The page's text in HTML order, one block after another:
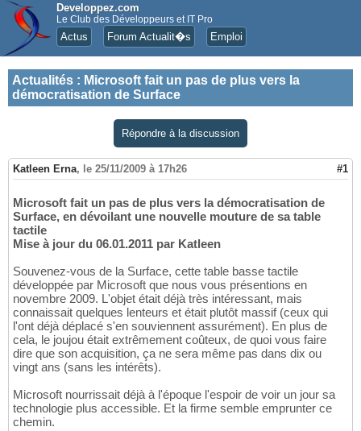
Developpez.com
Le Club des Développeurs et IT Pro
Actus Forum Actualit�s Emploi
Actualités : Microsoft fait un pas de plus vers la
démocratisation de Surface
Répondre à la discussion
Katleen Erna, le 25/11/2009 à 17h26 #1
Microsoft fait un pas de plus vers la démocratisation de
Surface, en dévoilant une nouvelle mouture de sa table
tactile
Mise à jour du 06.01.2011 par Katleen
Souvenez-vous de la Surface, cette table basse tactile
développée par Microsoft que nous vous présentions en
novembre 2009. L'objet était déjà très intéressant, mais
connaissait quelques lenteurs et était plutôt massif (ceux qui
l'ont déjà déplacé s'en souviennent assurément). En plus de
cela, le joujou était extrêmement coûteux, de quoi vous faire
dire que son acquisition, ça ne sera même pas dans dix ou
vingt ans (sans les intérêts).
Microsoft nourrissait déjà à l'époque l'espoir de voir un jour sa
technologie plus accessible. Et la firme semble emprunter ce
chemin.